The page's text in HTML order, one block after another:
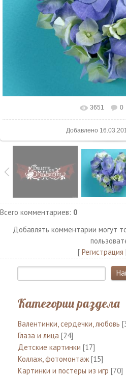
В реальном размере
3651 0
Добавлено
Всего комментариев: 0
Добавлять комментарии могут
[ Регистрация |
Категории раздела
Валентинки, сердечки, любовь
Глаза и лица [24]
Детские картинки [17]
Коллаж, фотомонтаж [15]
Картинки и постеры из игр [70]